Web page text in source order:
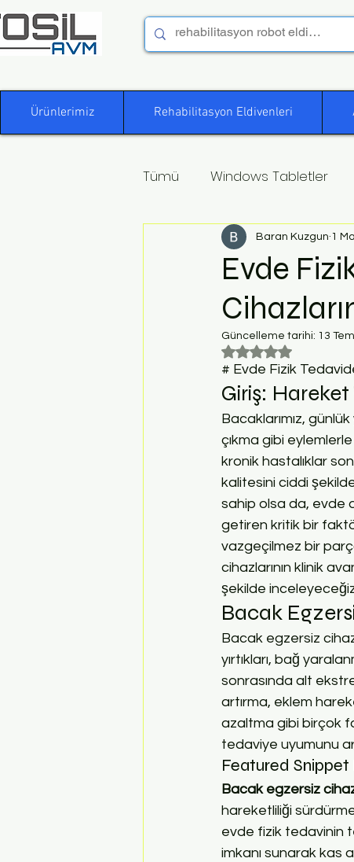
Ürünlerimiz Rehabilitasyon Eldivenleri
Tümü Windows Tabletler
Evde
Baran Kuzgun 1
Güncelleme tarihi: 13 Tem
5 üzerinden NaN
# Evde Fizik
Giriş:
Bacaklarımız,
çıkma gibi eylemlerle
kronik hastalıklar
kalitesini ciddi
sahip olsa da, evde
getiren kritik bir
vazgeçilmez bir
cihazlarının klinik
şekilde
Bacak
Bacak egzersiz
yırtıkları, bağ
sonrasında alt
artırma, eklem
azaltma gibi birçok
tedaviye uyumunu
Featured Snippet
Bacak egzersiz
hareketliliği
evde fizik tedavinin
imkanı sunarak kas